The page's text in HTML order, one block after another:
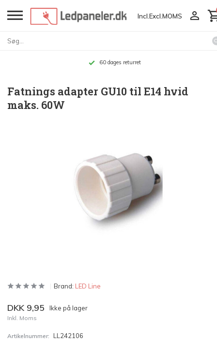
Incl. Excl. MOMS
60 dages returret
Fatnings adapter GU10 til E14 hvid
maks. 60W
Brand: LED Line
DKK 9,95 Ikke på lager
Inkl. Moms
Artikelnummer: LL242106